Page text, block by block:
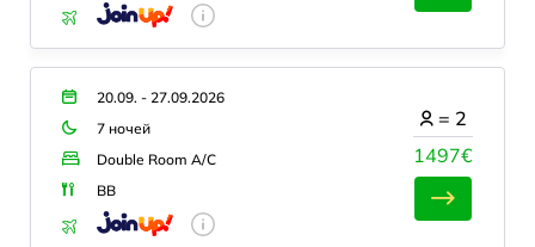
20.09. - 27.09.2026
7 ночей
Double Room A/C
BB
1497€
= 2